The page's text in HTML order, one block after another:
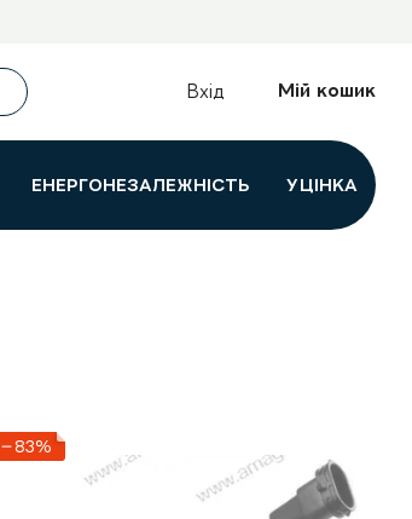
Вхід Мій кошик
ЕНЕРГОНЕЗАЛЕЖНІСТЬ УЦІНКА
−83%